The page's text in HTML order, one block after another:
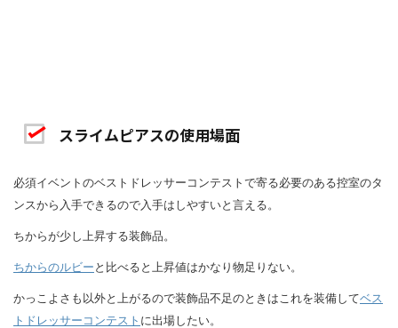
スライムピアスの使用場面
必須イベントのベストドレッサーコンテストで寄る必要のある控室のタ
ンスから入手できるので入手はしやすいと言える。
ちからが少し上昇する装飾品。
ちからのルビーと比べると上昇値はかなり物足りない。
かっこよさも以外と上がるので装飾品不足のときはこれを装備してベス
トドレッサーコンテスト に出場したい。